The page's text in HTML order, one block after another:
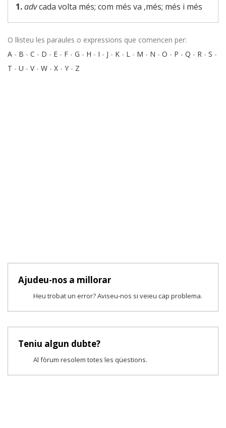
1.advcada volta més; com més va ,més; més i més
O llisteu les paraules o expressions que comencen per:
A - B - C - D - E - F - G - H - I - J - K - L - M - N - O - P - Q - R - S -
T - U - V- W - X - Y - Z
Ajudeu-nos a millorar
Heu trobat un error? Aviseu-nos si veieu cap problema.
Teniu algun dubte?
Al fòrum resolem totes les qüestions.